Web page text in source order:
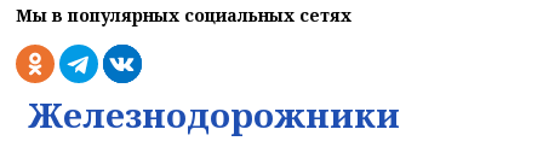
Мы в популярных социальных сетях
Железнодорожники